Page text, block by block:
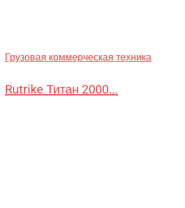
Грузовая коммерческая техника
Rutrike Титан 2000...